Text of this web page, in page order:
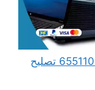
مهندس كمبيوتر العارضية الصناعية 65511033 تصليح